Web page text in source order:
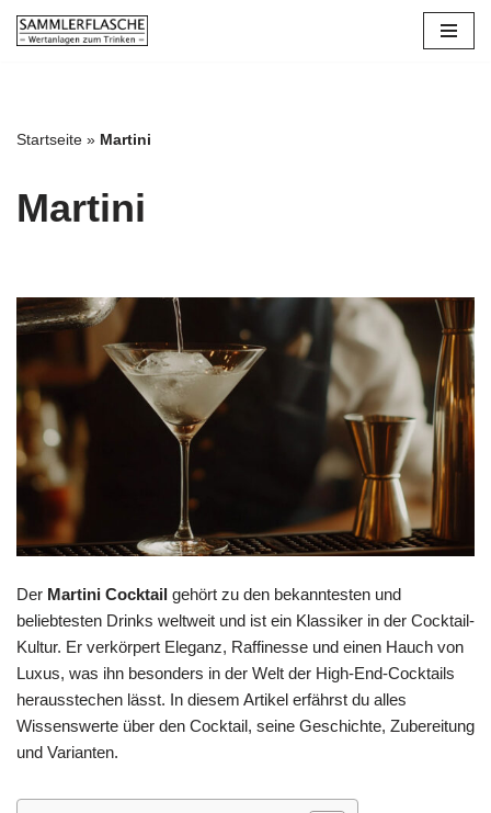
Startseite » Martini
Martini
Der Martini Cocktail gehört zu den bekanntesten und
beliebtesten Drinks weltweit und ist ein Klassiker in der Cocktail-
Kultur. Er verkörpert Eleganz, Raffinesse und einen Hauch von
Luxus, was ihn besonders in der Welt der High-End-Cocktails
herausstechen lässt. In diesem Artikel erfährst du alles
Wissenswerte über den Cocktail, seine Geschichte, Zubereitung
und Varianten.